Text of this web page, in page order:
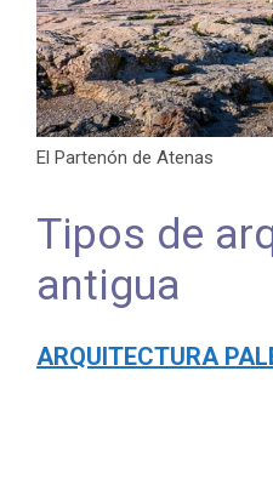
El Partenón de Atenas
Tipos de
antigua
ARQUITECTURA